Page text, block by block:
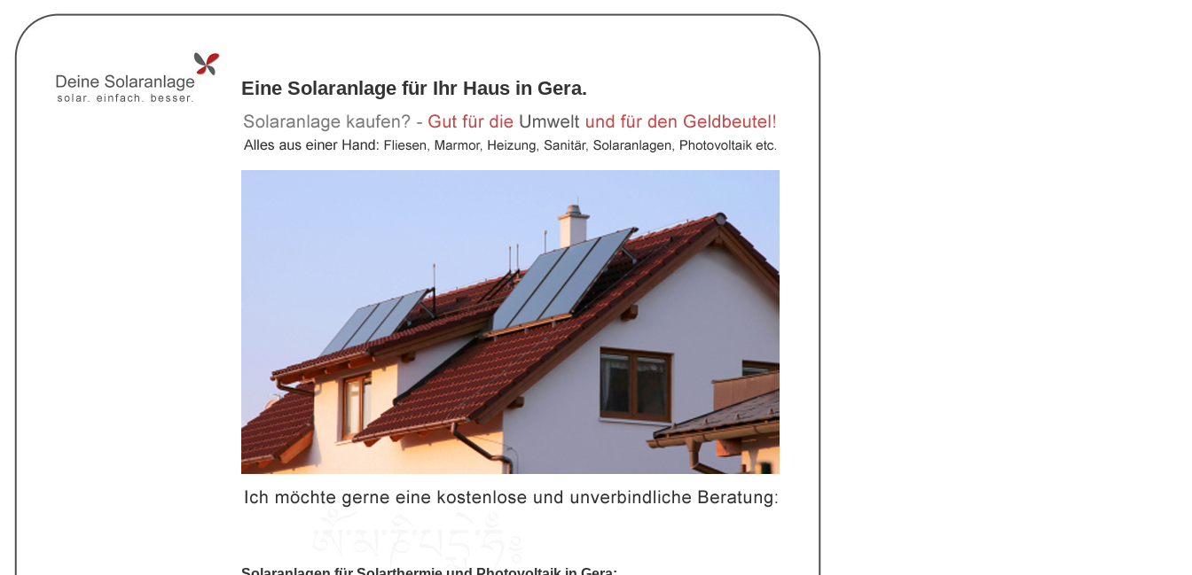
Eine Solaranlage für Ihr Haus in Gera.